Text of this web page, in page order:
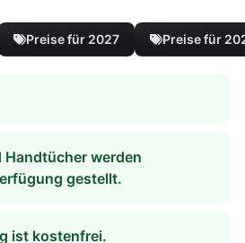
Preise für 2027 Preise für
werden
gestellt.
ist kostenfrei.